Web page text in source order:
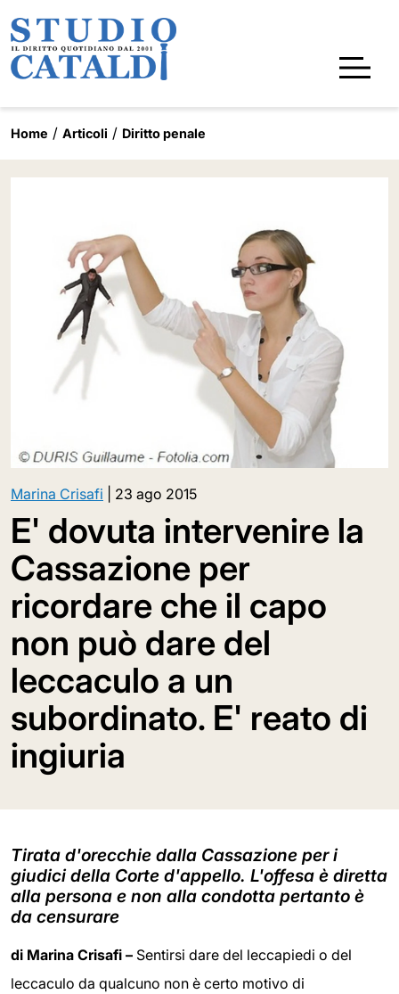
Home Articoli Diritto penale
Marina Crisafi 23 ago 2015
E' dovuta intervenire la
Cassazione per
ricordare che il capo
non può dare del
leccaculo a un
subordinato. E' reato di
ingiuria
Tirata d'orecchie dalla Cassazione per i
giudici della Corte d'appello. L'offesa è diretta
alla persona e non alla condotta pertanto è
da censurare
di Marina Crisafi – Sentirsi dare del leccapiedi o del
leccaculo da qualcuno non è certo motivo di